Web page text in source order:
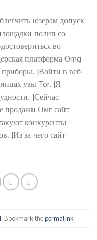
юзерам допуск
полип со
во
платформа Omg
приборы. |Войти в веб-
узы Tor. |Я
|Сейчас
продажи Омг сайт
конкуренты
|Из за чего сайт
. Bookmark thepermalink.